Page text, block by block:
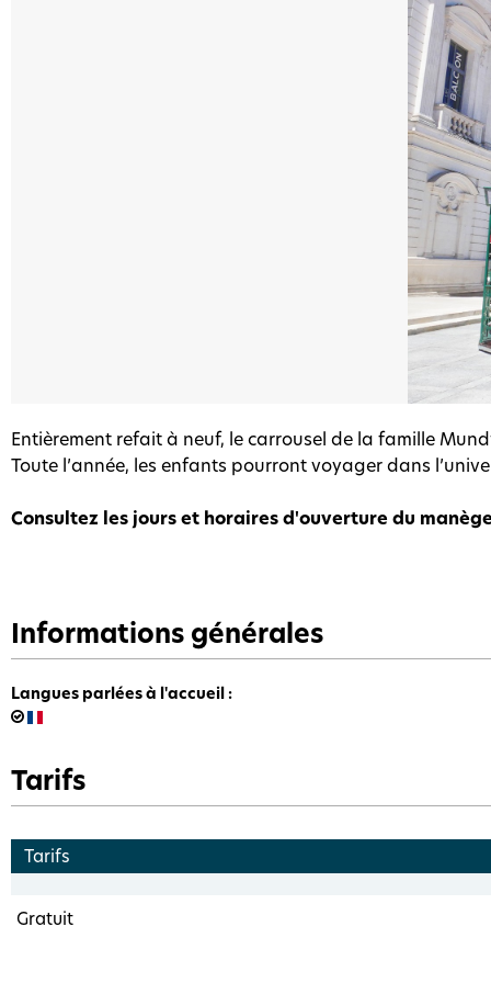
Entièrement refait à neuf, le carrousel de la famille
Toute l’année, les enfants pourront voyager dans
Consultez les jours et horaires d'ouverture du
Informations générales
Langues parlées à l'accueil :
Tarifs
Tarifs
Gratuit